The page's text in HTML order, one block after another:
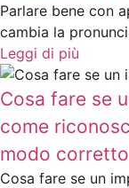
Parlare bene con
cambia la
Leggi di più
Cosa fare se
come
modo corretto
Cosa fare se un